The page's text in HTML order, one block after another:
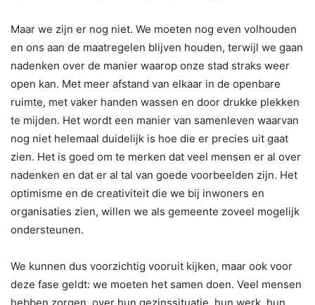
Maar we zijn er nog niet. We moeten nog even volhouden
en ons aan de maatregelen blijven houden, terwijl we gaan
nadenken over de manier waarop onze stad straks weer
open kan. Met meer afstand van elkaar in de openbare
ruimte, met vaker handen wassen en door drukke plekken
te mijden. Het wordt een manier van samenleven waarvan
nog niet helemaal duidelijk is hoe die er precies uit gaat
zien. Het is goed om te merken dat veel mensen er al over
nadenken en dat er al tal van goede voorbeelden zijn. Het
optimisme en de creativiteit die we bij inwoners en
organisaties zien, willen we als gemeente zoveel mogelijk
ondersteunen.
We kunnen dus voorzichtig vooruit kijken, maar ook voor
deze fase geldt: we moeten het samen doen. Veel mensen
hebben zorgen, over hun gezinssituatie, hun werk, hun